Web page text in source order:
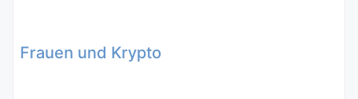
Frauen und Krypto